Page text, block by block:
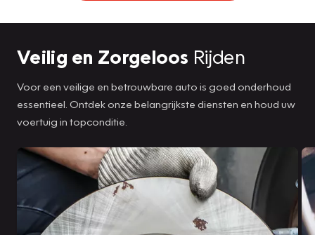
Veilig en Zorgeloos Rijden
Voor een veilige en betrouwbare auto is goed onderhoud
essentieel. Ontdek onze belangrijkste diensten en houd uw
voertuig in topconditie.